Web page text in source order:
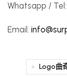
Whatsapp /
Email:
Logo曲